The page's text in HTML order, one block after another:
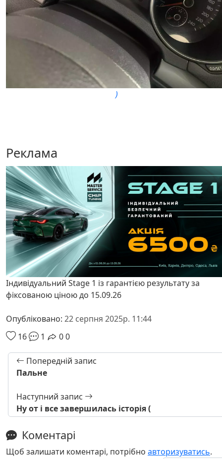
)
Реклама
Індивідуальний Stage 1 із гарантією результату за
фіксованою ціною до 15.09.26
Опубліковано: 22 серпня 2025р. 11:44
16
1 00
Попередній запис
Пальне
Наступний запис
Ну от і все завершилась історія (
Коментарі
Щоб залишати коментарі, потрібно авторизуватись.